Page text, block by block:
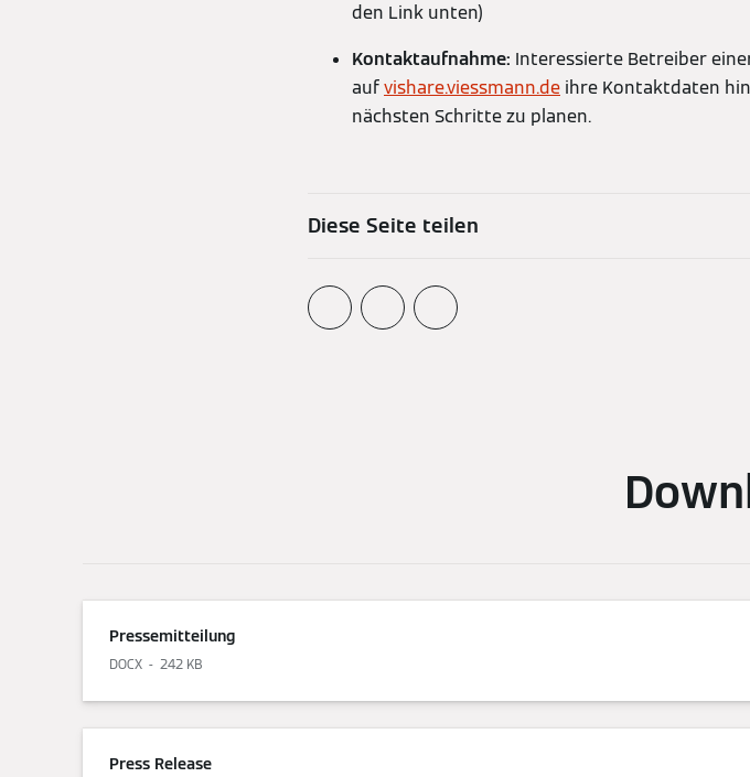
den Link unten)
Kontaktaufnahme: Interessierte Betreiber
aufvishare.viessmann.de ihre Kontaktdaten
nächsten Schritte zu planen.
Diese Seite teilen
Pressemitteilung
DOCX 242 KB
Press Release